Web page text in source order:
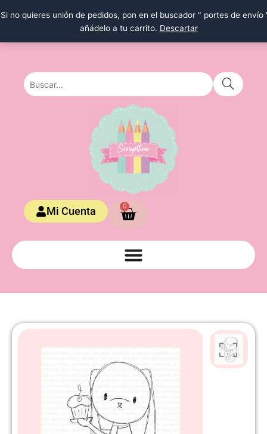
Si no quieres unión de pedidos, pon en el buscador " portes de envío
añádelo a tu carrito. Descartar
al
Mi Cuenta 0
Carrito